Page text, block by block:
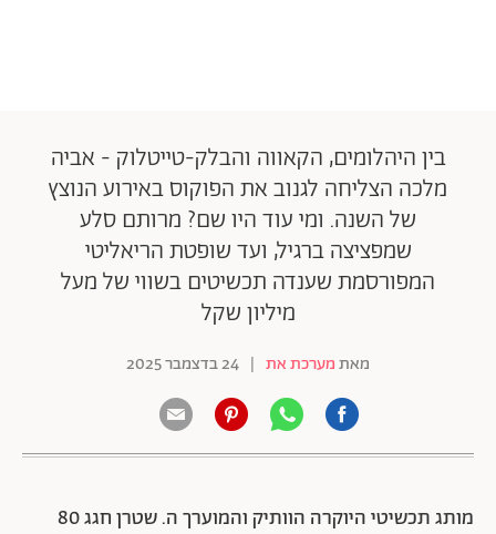
בין היהלומים, הקאווה והבלק-טייטלוק - אביה
מלכה הצליחה לגנוב את הפוקוס באירוע הנוצץ
של השנה. ומי עוד היו שם? מרותם סלע
שמפציצה ברגיל, ועד שופטת הריאליטי
המפורסמת שענדה תכשיטים בשווי של מעל
מיליון שקל
מאתמערכת את | 24 בדצמבר 2025
מותג תכשיטי היוקרה הוותיק והמוערך ה. שטרן חגג 80